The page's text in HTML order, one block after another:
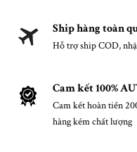
Ship hàng toàn
Hỗ trợ ship COD,
Cam kết 100%
Cam kết hoàn tiền
hàng kém chất lượng